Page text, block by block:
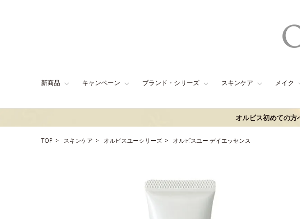
新商品 キャンペーン ブランド・シリーズ スキンケア メイク
オルビス初めての方
TOP スキンケア オルビスユーシリーズ オルビスユー デイエッセンス